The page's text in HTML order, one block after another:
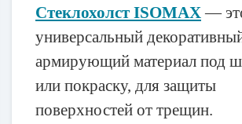
Стеклохолст ISOMAX —
универсальный
армирующий материал под
или покраску, для защиты
поверхностей от трещин.